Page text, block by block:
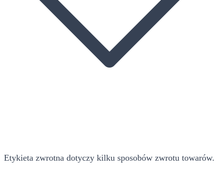
Etykieta zwrotna dotyczy kilku sposobów zwrotu towarów.